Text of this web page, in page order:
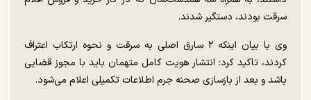
سرقت بودند، دستگیر شدند.
وی با بیان اینکه ۲ سارق اصلی به سرقت و نحوه ارتکاب اعتراف
کردند، تاکید کرد: انتشار هویت کامل متهمان باید با مجوز قضایی
باشد و بعد از بازسازی صحنه جرم اطلاعات تکمیلی اعلام می‌شود.